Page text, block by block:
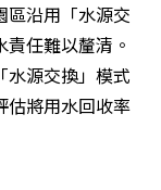
區沿用「水源交
任難以釐清。
水源交換」模式
估將用水回收率